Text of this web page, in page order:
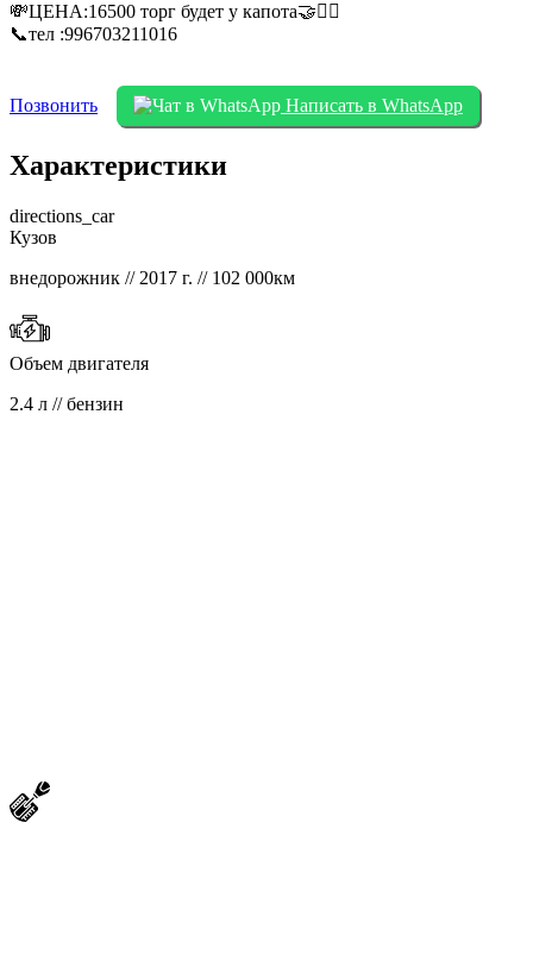
💸ЦЕНА:16500 торг будет у капота🤝✊🏼
📞тел :996703211016
Позвонить Написать в WhatsApp
Характеристики
directions_car
Кузов
внедорожник // 2017 г. // 102 000км
Объем двигателя
2.4 л // бензин